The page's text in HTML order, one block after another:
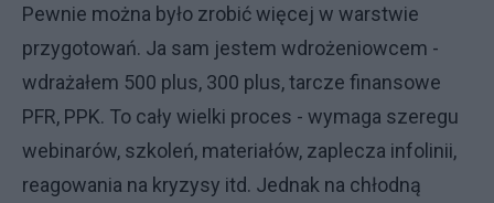
Pewnie można było zrobić więcej w warstwie
przygotowań. Ja sam jestem wdrożeniowcem -
wdrażałem 500 plus, 300 plus, tarcze finansowe
PFR, PPK. To cały wielki proces - wymaga szeregu
webinarów, szkoleń, materiałów, zaplecza infolinii,
reagowania na kryzysy itd. Jednak na chłodną